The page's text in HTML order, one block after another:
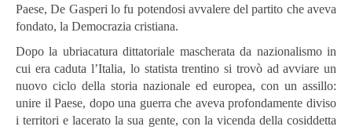
Paese, De Gasperi lo fu potendosi avvalere del partito che aveva
fondato, la Democrazia cristiana.
Dopo la ubriacatura dittatoriale mascherata da nazionalismo in
cui era caduta l’Italia, lo statista trentino si trovò ad avviare un
nuovo ciclo della storia nazionale ed europea, con un assillo:
unire il Paese, dopo una guerra che aveva profondamente diviso
i territori e lacerato la sua gente, con la vicenda della cosiddetta